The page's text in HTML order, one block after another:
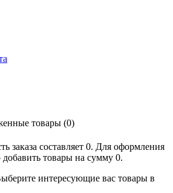
товары (0)
заказа составляет 0. Для оформления
добавить товары на сумму 0.
интересующие вас товары в